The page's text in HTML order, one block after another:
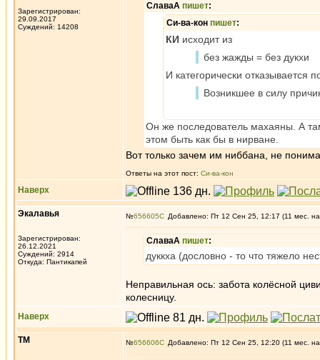
Зарегистрирован:
29.09.2017
Суждений: 14208
СлаваА пишет:
Си-ва-кон пишет:
КИ исходит из
без жажды = без дукхи
И категорически отказывается
Возникшее в силу
Он же последователь махаяны. А
этом быть как бы в нирване.
Вот только зачем им ниббана, не
Ответы на этот пост: Си-ва-кон
Наверх
Экалавья
Зарегистрирован:
26.12.2021
Суждений: 2914
Откуда: Пантикапей
№656605 Добавлено: Пт 12 Сен 25, 12:17 (11 мес.
СлаваА пишет:
дуккха (дословно - то что тяжело
Неправильная ось: забота колёсной
колесницу.
Наверх
ТМ №656606 Добавлено: Пт 12 Сен 25, 12:20 (11 мес.